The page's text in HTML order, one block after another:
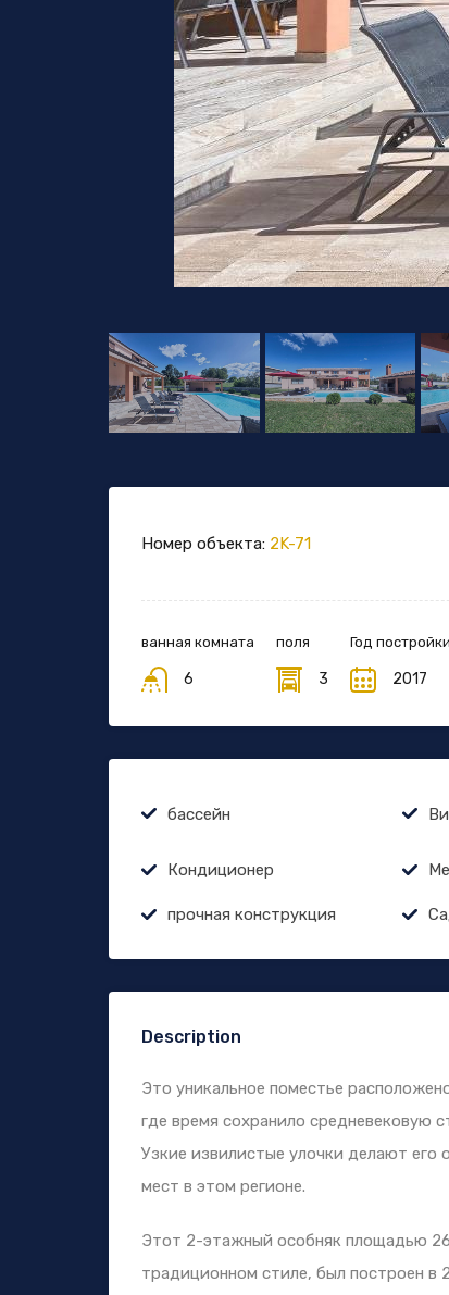
Номер объекта: 2K-71
ванная комната
6
поля
3
Год постройки
2017
бассейн
Кондиционер
прочная конструкция
Description
Это уникальное поместье
где время сохранило средневековую
Узкие извилистые улочки делают
мест в этом регионе.
Этот 2-этажный особняк площадью
традиционном стиле, был построен в